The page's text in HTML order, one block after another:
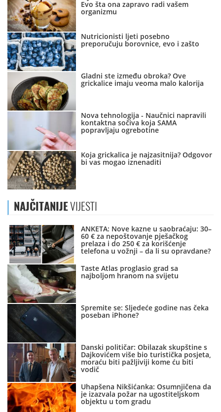
Evo šta ona zapravo radi vašem
organizmu
Nutricionisti ljeti posebno
preporučuju borovnice, evo i zašto
Gladni ste između obroka? Ove
grickalice imaju veoma malo kalorija
Nova tehnologija - Naučnici napravili
kontaktna sočiva koja SAMA
popravljaju ogrebotine
Koja grickalica je najzasitnija? Odgovor
bi vas mogao iznenaditi
NAJČITANIJEVIJESTI
ANKETA: Nove kazne u saobraćaju: 30–
60 € za nepoštovanje pješačkog
prelaza i do 250 € za korišćenje
telefona u vožnji – da li su opravdane?
Taste Atlas proglasio grad sa
najboljom hranom na svijetu
Spremite se: Sljedeće godine nas čeka
poseban iPhone?
Danski političar: Obilazak skupštine s
Dajkovićem više bio turistička posjeta,
moraću biti pažljiviji kome ću biti
vodič
Uhapšena Nikšićanka: Osumnjičena da
je izazvala požar na ugostiteljskom
objektu u tom gradu